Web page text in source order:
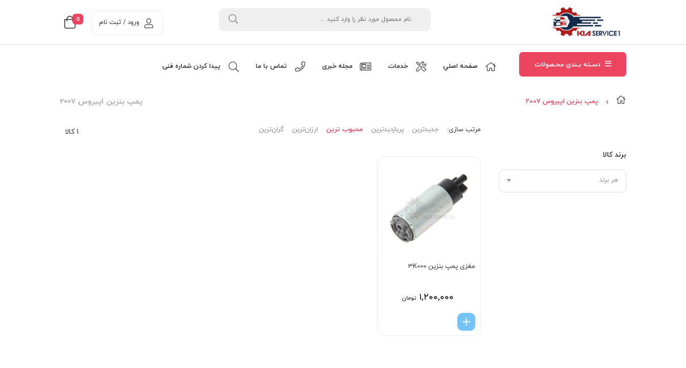
0 ورود / ثبت نام
دسـته بـندی محـصولات صفحه اصلي خدمات مجله خبری تماس با ما پیدا کردن شماره فنی
پمپ بنزین اپیروس 2007 پمپ بنزین اپیروس 2007
برند کالا
هر برند
1 کالا مرتب‌ سازی: جدیدترین پربازدیدترین محبوب ترین ارزان‌ترین گران‌ترین
مغزی پمپ بنزین 3K000
۱,۲۰۰,۰۰۰ تومان